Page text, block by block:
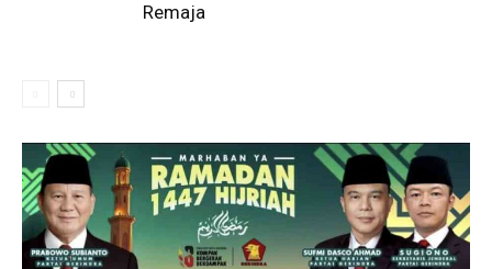
Remaja